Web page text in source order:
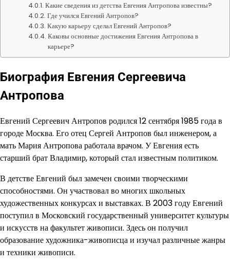
Какие сведения из детства Евгения Антропова известны?
Где учился Евгений Антропов?
Какую карьеру сделал Евгений Антропов?
Каковы основные достижения Евгения Антропова в
карьере?
Биография Евгения Сергеевича
Антропова
Евгений Сергеевич Антропов родился 12 сентября 1985 года в
городе Москва. Его отец Сергей Антропов был инженером, а
мать Мария Антропова работала врачом. У Евгения есть
старший брат Владимир, который стал известным политиком.
В детстве Евгений был замечен своими творческими
способностями. Он участвовал во многих школьных
художественных конкурсах и выставках. В 2003 году Евгений
поступил в Московский государственный университет культуры
и искусств на факультет живописи. Здесь он получил
образование художника-живописца и изучал различные жанры
и техники живописи.